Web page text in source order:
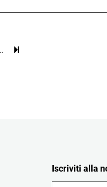
Iscriviti alla